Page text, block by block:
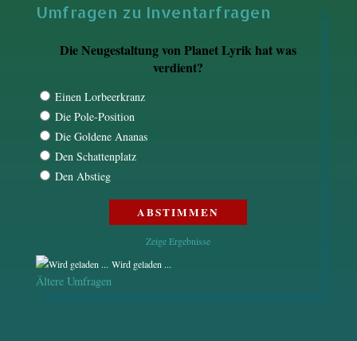
Umfragen zu Inventarfragen
Die Neugestaltung von Planet Lyrik hat was
verdient?
Einen Lorbeerkranz
Die Pole-Position
Die Goldene Ananas
Den Schattenplatz
Den Abstieg
Zeige Ergebnisse
Wird geladen ...
Ältere Umfragen